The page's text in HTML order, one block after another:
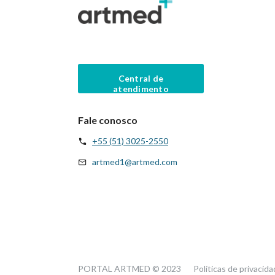
Central de
atendimento
Fale conosco
+55 (51) 3025-2550
artmed1@artmed.com
PORTAL ARTMED © 2023 Políticas de